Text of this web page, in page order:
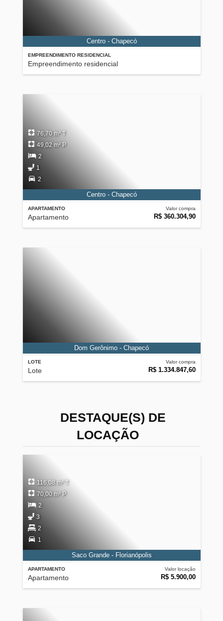
EMPREENDIMENTO RESIDENCIAL
Empreendimento residencial
Centro - Chapecó
APARTAMENTO
Apartamento
Valor compra
R$ 360.304,90
76,70 m² T
49,02 m² P
2
1
2
Centro - Chapecó
LOTE
Lote
Valor compra
R$ 1.334.847,60
Dom Gerônimo - Chapecó
DESTAQUE(S) DE
LOCAÇÃO
APARTAMENTO
Apartamento
Valor locação
R$ 5.900,00
116,08 m² T
70,00 m² P
2
3
2
1
Saco Grande - Florianópolis